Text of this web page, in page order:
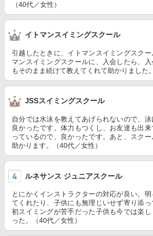
（40代／女性）
イトマンスイミングスクール
引越したときに、イトマンスイミングスクー
マンスイミングスクールに、入会したら、
もそのまま続けて教えてくれて助かりました
JSSスイミングスクール
自分では水泳を教えてあげられないので、
良かったです。体力もつくし、お友達も出
っているので、良かったです。あと、スク
助かります。（40代／女性）
ルネサンス ジュニアスクール
とにかくインストラクターの対応が良い。
てくれたり、子供にも無理じいせず寄り添
初スイミングが苦手だった子供も今では楽
った。（40代／女性）